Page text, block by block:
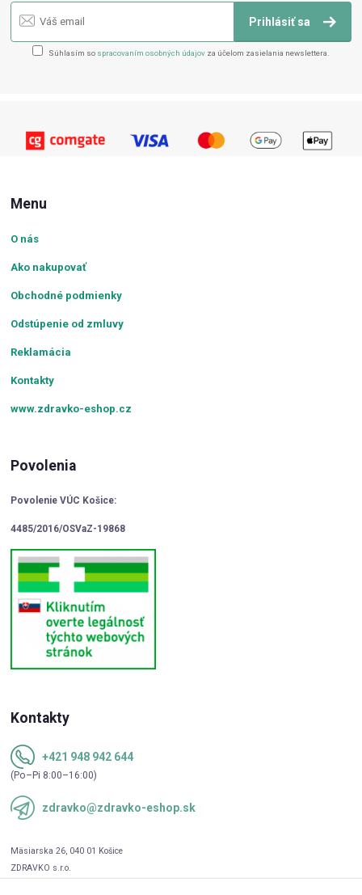
Prihlásiť sa
Súhlasím so spracovaním osobných údajov za účelom zasielania newslettera.
Menu
O nás
Ako nakupovať
Obchodné podmienky
Odstúpenie od zmluvy
Reklamácia
Kontakty
www.zdravko-eshop.cz
Povolenia
Povolenie VÚC Košice:
4485/2016/OSVaZ-19868
Kontakty
+421 948 942 644
(Po–Pi 8:00–16:00)
zdravko@zdravko-eshop.sk